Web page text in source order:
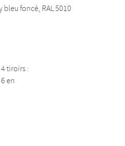
foncé, RAL 5010
tiroirs :
en